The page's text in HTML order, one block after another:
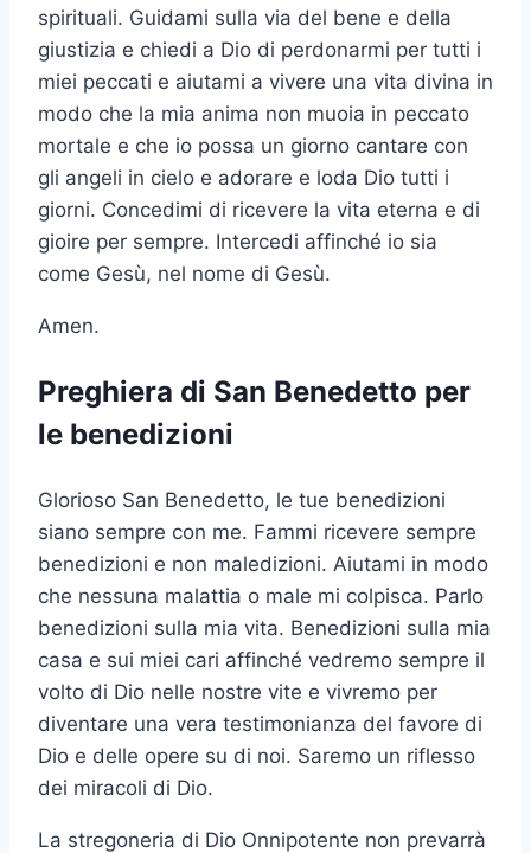
spirituali. Guidami sulla via del bene e della
giustizia e chiedi a Dio di perdonarmi per tutti i
miei peccati e aiutami a vivere una vita divina in
modo che la mia anima non muoia in peccato
mortale e che io possa un giorno cantare con
gli angeli in cielo e adorare e loda Dio tutti i
giorni. Concedimi di ricevere la vita eterna e di
gioire per sempre. Intercedi affinché io sia
come Gesù, nel nome di Gesù.
Amen.
Preghiera di San Benedetto per
le benedizioni
Glorioso San Benedetto, le tue benedizioni
siano sempre con me. Fammi ricevere sempre
benedizioni e non maledizioni. Aiutami in modo
che nessuna malattia o male mi colpisca. Parlo
benedizioni sulla mia vita. Benedizioni sulla mia
casa e sui miei cari affinché vedremo sempre il
volto di Dio nelle nostre vite e vivremo per
diventare una vera testimonianza del favore di
Dio e delle opere su di noi. Saremo un riflesso
dei miracoli di Dio.
La stregoneria di Dio Onnipotente non prevarrà